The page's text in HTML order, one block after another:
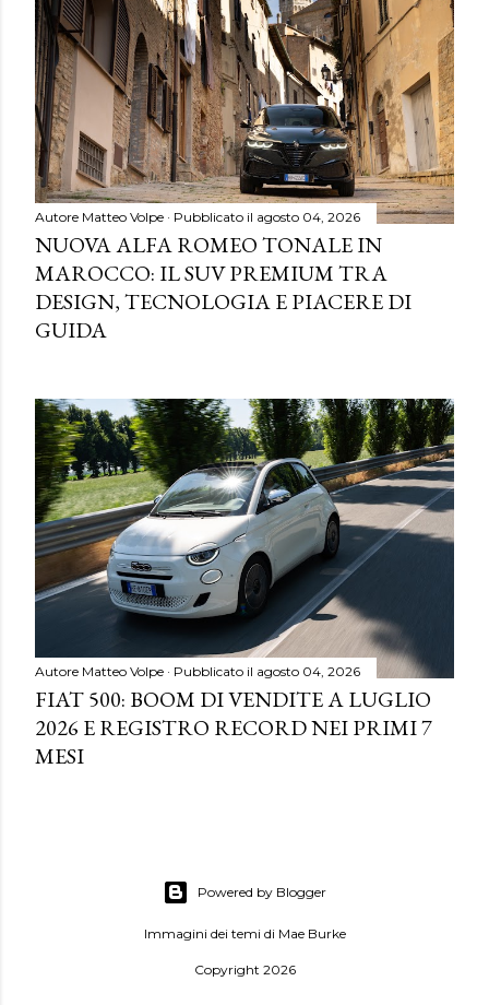
Autore Matteo Volpe Pubblicato il agosto 04, 2026
NUOVA ALFA ROMEO TONALE IN
MAROCCO: IL SUV PREMIUM TRA
DESIGN, TECNOLOGIA E PIACERE DI
GUIDA
Autore Matteo Volpe Pubblicato il agosto 04, 2026
FIAT 500: BOOM DI VENDITE A LUGLIO
2026 E REGISTRO RECORD NEI PRIMI 7
MESI
Powered by Blogger
Immagini dei temi di Mae Burke
Copyright 2026